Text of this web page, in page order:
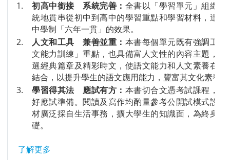
1.
初高中銜接 系統完善： 全書以「學習單元」組織教
統地貫串從初中到高中的學習重點和學習材料，達致
中學制「六年一貫」的效果。
2.
人文和工具 兼善並重： 本書每個單元既有強調工具
文能力訓練」重點，也具備富人文性的內容主題，圍
選經典篇章及精彩時文，使語文能力和人文素養在單
結合，以提升學生的語文應用能力，豐富其文化素養。
3.
學習得其法 應試有方： 本書切合文憑考試課程，幫
好應試準備。閱讀及寫作均酌量參考公開試模式設題
材廣泛採自生活事務，擴大學生的知識面，為終身學
礎。
了解更多